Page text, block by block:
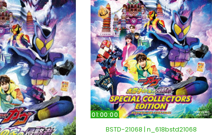
01:00:00
BSTD-21068 | n_618bstd21068